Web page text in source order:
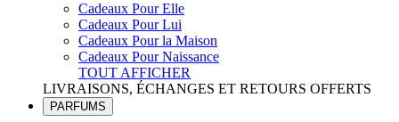
Cadeaux Pour Elle
Cadeaux Pour Lui
Cadeaux Pour la Maison
Cadeaux Pour Naissance
TOUT AFFICHER
LIVRAISONS, ÉCHANGES ET RETOURS OFFERTS
PARFUMS